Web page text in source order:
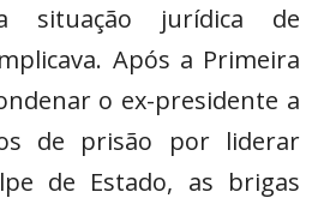
situação jurídica de
Após a Primeira
o ex-presidente a
de prisão por liderar
de Estado, as brigas